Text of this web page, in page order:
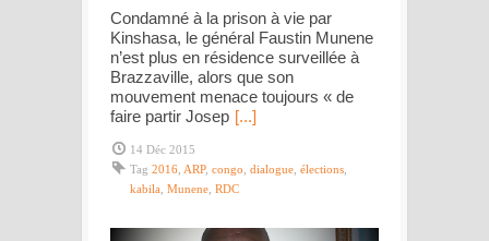
Condamné à la prison à vie par
Kinshasa, le général Faustin Munene
n’est plus en résidence surveillée à
Brazzaville, alors que son
mouvement menace toujours « de
faire partir Josep [...]
14 Déc 2015
Tag 2016 ARP, congo dialogue élections
kabila Munene RDC